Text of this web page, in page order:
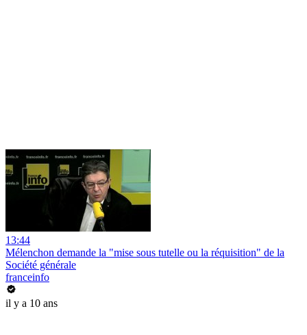
13:44
Mélenchon demande la "mise sous tutelle ou la réquisition" de la
Société générale
franceinfo
il y a 10 ans